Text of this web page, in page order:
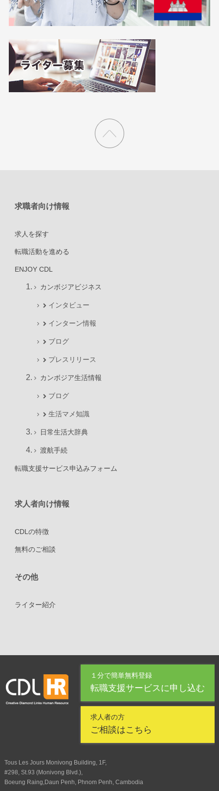
求職者向け情報
求人を探す
転職活動を進める
ENJOY CDL
カンボジアビジネス
インタビュー
インターン情報
ブログ
プレスリリース
カンボジア生活情報
ブログ
生活マメ知識
日常生活大辞典
渡航手続
転職支援サービス申込みフォーム
求人者向け情報
CDLの特徴
無料のご相談
その他
ライター紹介
１分で簡単無料登録
転職支援サービスに申し込む
求人者の方
ご相談はこちら
Tous Les Jours Monivong Building, 1F,
#298, St.93 (Monivong Blvd.),
Boeung Raing,Daun Penh, Phnom Penh, Cambodia